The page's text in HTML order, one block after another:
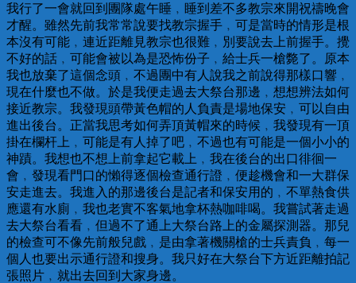
我行了一會就回到團隊處午睡﹐睡到差不多教宗來開祝禱晚會
才醒。雖然先前我常常說要找教宗握手﹐可是當時的情形是根
本沒有可能﹐連近距離見教宗也很難﹐別要說去上前握手。攪
不好的話﹐可能會被以為是恐怖份子﹐給士兵一槍斃了。原本
我也放棄了這個念頭﹐不過團中有人說我之前說得那樣口響﹐
現在什麼也不做。於是我便走過去大祭台那邊﹐想想辨法如何
接近教宗。我發現頭帶黃色帽的人負責是場地保安﹐可以自由
進出後台。正當我思考如何弄頂黃帽來的時候﹐我發現有一頂
掛在欄杆上﹐可能是有人掉了吧﹐不過也有可能是一個小小的
神蹟。我想也不想上前拿起它載上﹐我在後台的出口徘徊一
會﹐發現看門口的懶得逐個檢查通行證﹐便趁機會和一大群保
安走進去。我進入的那邊後台是記者和保安用的﹐不單熱食供
應還有水廁﹐我也老實不客氣地拿杯熱咖啡喝。我嘗試著走過
去大祭台看看﹐但過不了通上大祭台路上的金屬探測器。那兒
的檢查可不像先前般兒戲﹐是由拿著機關槍的士兵責負﹐每一
個人也要出示通行證和搜身。我只好在大祭台下方近距離拍記
張照片﹐就出去回到大家身邊。